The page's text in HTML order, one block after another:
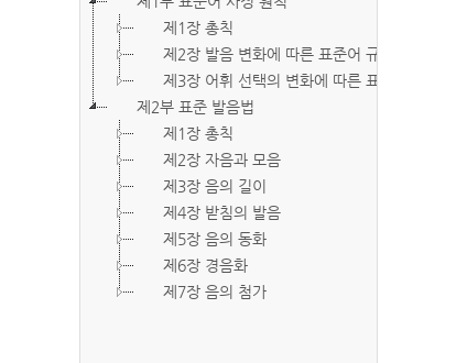
제1장 총칙
제2장 발음 변화에 따른 표준어 규정
제3장 어휘 선택의 변화에 따른 표준어 규정
제2부 표준 발음법
제1장 총칙
제2장 자음과 모음
제3장 음의 길이
제4장 받침의 발음
제5장 음의 동화
제6장 경음화
제7장 음의 첨가